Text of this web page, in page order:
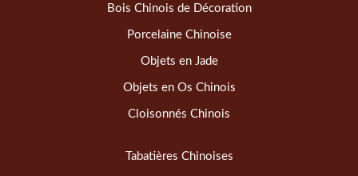
Bois Chinois de Décoration
Porcelaine Chinoise
Objets en Jade
Objets en Os Chinois
Cloisonnés Chinois
Tabatières Chinoises